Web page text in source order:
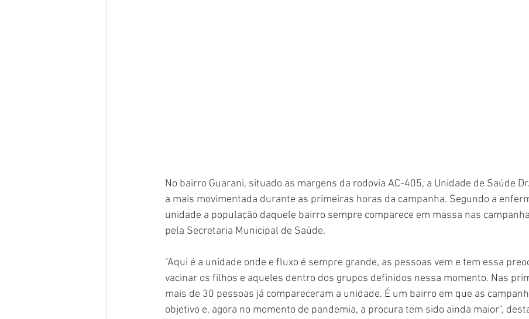
No bairro Guarani, situado as margens da rodovia AC-405, a Unidade de Saúde
a mais movimentada durante as primeiras horas da campanha. Segundo a
unidade a população daquele bairro sempre comparece em massa nas
pela Secretaria Municipal de Saúde.
"Aqui é a unidade onde e fluxo é sempre grande, as pessoas vem e tem essa
vacinar os filhos e aqueles dentro dos grupos definidos nessa momento. Nas
mais de 30 pessoas já compareceram a unidade. É um bairro em que as
objetivo e, agora no momento de pandemia, a procura tem sido ainda maior",